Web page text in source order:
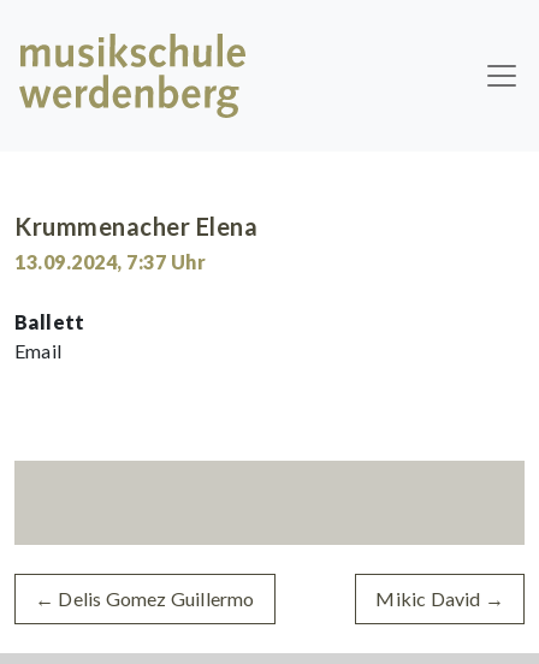
Krummenacher Elena
13.09.2024, 7:37 Uhr
Ballett
Email
← Delis Gomez Guillermo Mikic David →